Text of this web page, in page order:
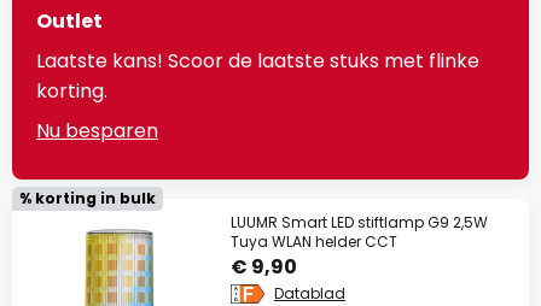
Outlet
Laatste kans! Scoor de laatste stuks met flinke
korting.
Nu besparen
% korting in bulk
LUUMR Smart LED stiftlamp G9 2,5W
Tuya WLAN helder CCT
€ 9,90
Datablad